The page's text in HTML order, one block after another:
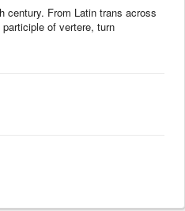
century. From Latin trans across
of vertere, turn